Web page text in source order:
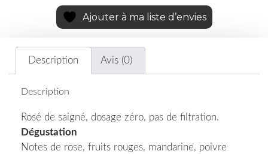
Ajouter à ma liste d’envies
Description Avis (0)
Description
Rosé de saigné, dosage zéro, pas de filtration.
Dégustation
Notes de rose, fruits rouges, mandarine, poivre